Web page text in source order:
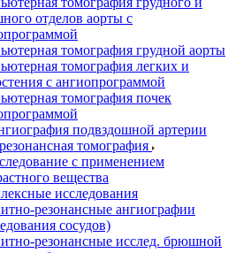
отделов аорты с
томография грудной аорты
томография легких и
с ангиопрограммой
томография почек
подвздошной артерии
томография
с применением
вещества
исследования
резонансные ангиографии
сосудов)
резонансные исслед. брюшной